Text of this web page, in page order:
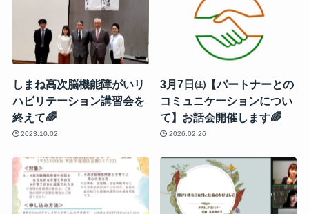
しまね高次脳機能障がいリ
ハビリテーション講習会を
終えて🌈
2023.10.02
3月7日㈯【パートナーとの
コミュニケーションについ
て】お話会開催します🌈
2026.02.26